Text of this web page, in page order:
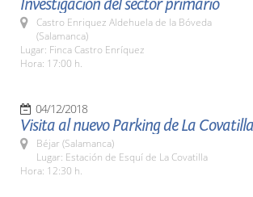
Investigación del sector primario
Castro Enriquez Aldehuela de la Bóveda
(Salamanca)
Lugar: Finca Castro Enríquez
Hora: 17:00 h.
04/12/2018
Visita al nuevo Parking de La Covatilla
Béjar (Salamanca)
Lugar: Estación de Esquí de La Covatilla
Hora: 12:30 h.